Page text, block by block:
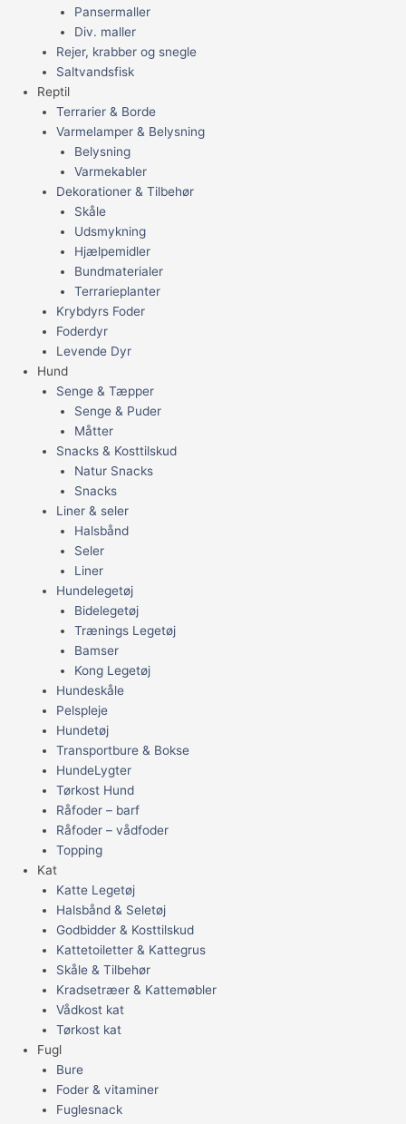
Pansermaller
Div. maller
Rejer, krabber og snegle
Saltvandsfisk
Reptil
Terrarier & Borde
Varmelamper & Belysning
Belysning
Varmekabler
Dekorationer & Tilbehør
Skåle
Udsmykning
Hjælpemidler
Bundmaterialer
Terrarieplanter
Krybdyrs Foder
Foderdyr
Levende Dyr
Hund
Senge & Tæpper
Senge & Puder
Måtter
Snacks & Kosttilskud
Natur Snacks
Snacks
Liner & seler
Halsbånd
Seler
Liner
Hundelegetøj
Bidelegetøj
Trænings Legetøj
Bamser
Kong Legetøj
Hundeskåle
Pelspleje
Hundetøj
Transportbure & Bokse
HundeLygter
Tørkost Hund
Råfoder – barf
Råfoder – vådfoder
Topping
Kat
Katte Legetøj
Halsbånd & Seletøj
Godbidder & Kosttilskud
Kattetoiletter & Kattegrus
Skåle & Tilbehør
Kradsetræer & Kattemøbler
Vådkost kat
Tørkost kat
Fugl
Bure
Foder & vitaminer
Fuglesnack